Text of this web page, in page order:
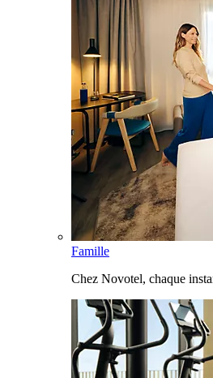
Famille
Chez Novotel, chaque